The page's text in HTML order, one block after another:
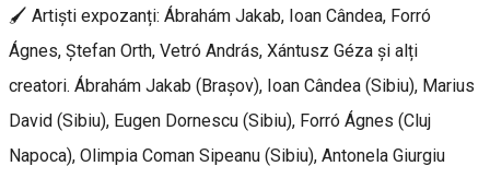
🖌️ Artiști expozanți: Ábrahám Jakab, Ioan Cândea, Forró
Ágnes, Ștefan Orth, Vetró András, Xántusz Géza și alți
creatori. Ábrahám Jakab (Brașov), Ioan Cândea (Sibiu), Marius
David (Sibiu), Eugen Dornescu (Sibiu), Forró Ágnes (Cluj
Napoca), Olimpia Coman Sipeanu (Sibiu), Antonela Giurgiu